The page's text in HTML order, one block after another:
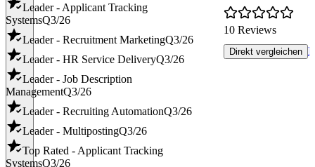
Leader - Applicant Tracking
SystemsQ3/26
Leader - Recruitment MarketingQ3/26
Leader - HR Service DeliveryQ3/26
Leader - Job Description
ManagementQ3/26
Leader - Recruiting AutomationQ3/26
Leader - MultipostingQ3/26
Top Rated - Applicant Tracking
SystemsQ3/26
10 Reviews
Direkt vergleichen